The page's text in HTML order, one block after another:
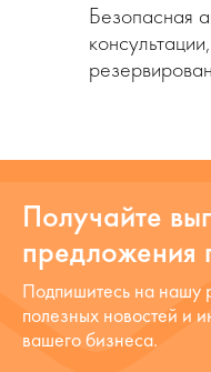
Безопасная
Получайте
предложения
Подпишитесь на нашу
полезных новостей и
вашего бизнеса.